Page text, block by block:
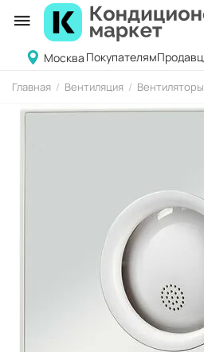
Москва Покупателям
Главная / Вентиляция /